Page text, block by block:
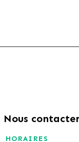
Nous contacter
HORAIRES